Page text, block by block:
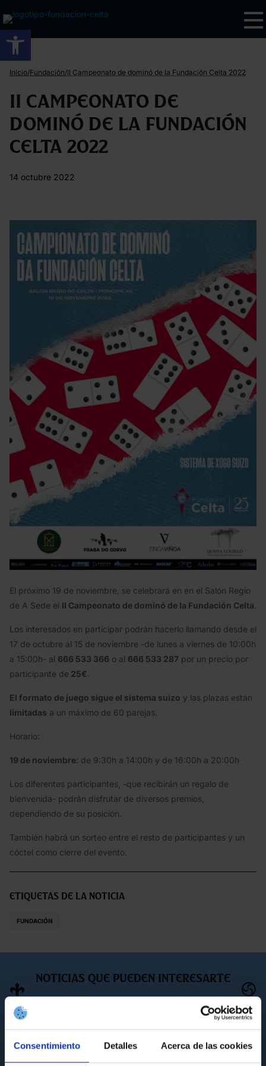
Abrir barra de herramientas
Consentimiento Detalles Acerca de las cookies
Inicio/Fundación/II Campeonato de dominó de la Fundación Celta 2022
II Campeonato de
dominó de la Fundación
Celta 2022
14 octubre 2022
El próximo 19 de noviembre, se celebrará en en el Salón Regio
de A Sede el II Campeonato de dominó de la Fundación Celta
Los interesados en participar podrán hacerlo llamando desde el
17 de octubre al 15 de noviembre -de lunes a viernes de 10:00h
a 15:00h- al 666 533 366 o al 666 533 287 por un precio por
participante de 25€
El formato de juego sigue el sistema suizo y las plazas están
limitadas a un máximo de 60 parejas.
Horario:
19 de noviembre: de 9:30h a 14:00h y de 16:00h a 20:00h
Los diferentes participantes, -que recibirán un regalo de
bienvenida- podrán disfrutar de diversos premios,
dependiendo de su posición.
También habrá un sorteo entre el resto de participantes y un
cóctel como cierre del evento.
Etiquetas de la noticia
FUNDACIÓN
Noticias que pueden interesarte